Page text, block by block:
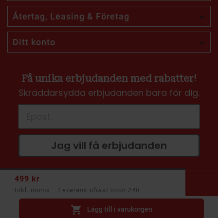
499 kr
Inkl. moms Leverans oftast inom 24h
 Lägg till i varukorgen
Återtag, Leasing & Företag 
Ditt konto 
Få unika erbjudanden med rabatter!
Skräddarsydda erbjudanden bara för dig.
Jag vill få erbjudanden